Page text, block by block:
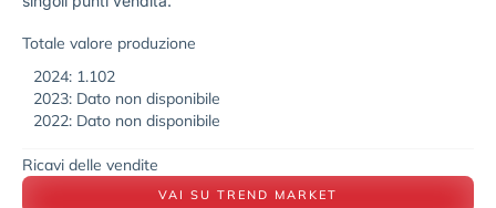
Totale valore produzione
2024: 1.102
2023: Dato non disponibile
2022: Dato non disponibile
Ricavi delle vendite
VAI SU TREND MARKET